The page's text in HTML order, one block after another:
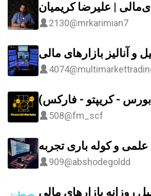
| علیرضا کریمیان
2130@mrkarimian7
و آنالیز بازارهای مالی
4074
(بورس - کریپتو - فارکس)
508@fm_scf
و کوله باری تجربه
909@abshodegoldd
روزانه بازارهای مالی